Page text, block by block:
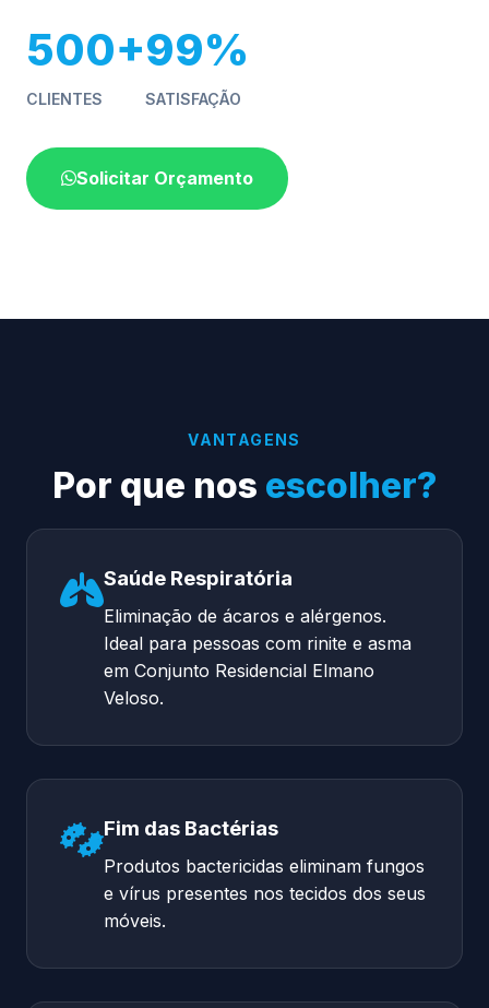
500+
CLIENTES
99%
SATISFAÇÃO
Solicitar Orçamento
VANTAGENS
Por que nos escolher?
Saúde Respiratória
Eliminação de ácaros e alérgenos.
Ideal para pessoas com rinite e asma
em Conjunto Residencial Elmano
Veloso.
Fim das Bactérias
Produtos bactericidas eliminam fungos
e vírus presentes nos tecidos dos seus
móveis.